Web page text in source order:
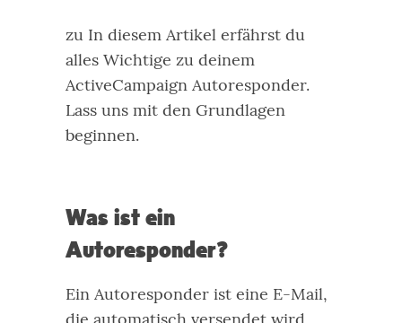
zu In diesem Artikel erfährst du
alles Wichtige zu deinem
ActiveCampaign Autoresponder.
Lass uns mit den Grundlagen
beginnen.
Was ist ein
Autoresponder?
Ein Autoresponder ist eine E-Mail,